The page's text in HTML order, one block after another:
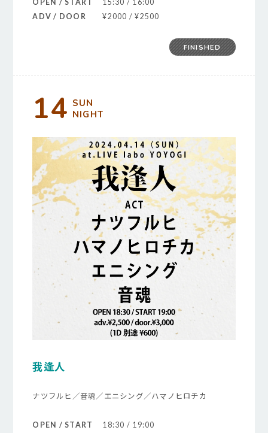
OPEN / START
15:30 / 16:00
ADV / DOOR
¥2000 / ¥2500
FINISHED
14 SUN
NIGHT
我逢人
ナツフルヒ／音魂／エニシング／ハマノヒロチカ
OPEN / START 18:30 / 19:00